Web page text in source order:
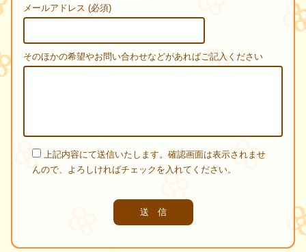
メールアドレス (必須)
そのほかの希望やお問い合わせなどがあればご記入ください
上記内容にて送信いたします。確認画面は表示されませ
んので、よろしければチェックを入れてください。